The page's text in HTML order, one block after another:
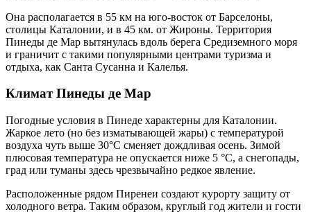
Она располагается в 55 км на юго-восток от Барселоны,
столицы Каталонии, и в 45 км. от Жироны. Территория
Пинеды де Мар вытянулась вдоль берега Средиземного моря
и граничит с такими популярными центрами туризма и
отдыха, как Санта Сусанна и Калелья.
Климат Пинеды де Мар
Погодные условия в Пинеде характерны для Каталонии.
Жаркое лето (но без изматывающей жары) с температурой
воздуха чуть выше 30°С сменяет дождливая осень. Зимой
плюсовая температура не опускается ниже 5 °С, а снегопады,
град или туманы здесь чрезвычайно редкое явление.
Расположенные рядом Пиренеи создают курорту защиту от
холодного ветра. Таким образом, круглый год жители и гости